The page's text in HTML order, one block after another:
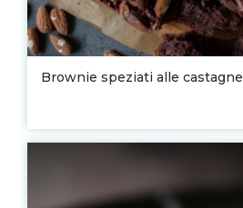
Brownie speziati alle castagne